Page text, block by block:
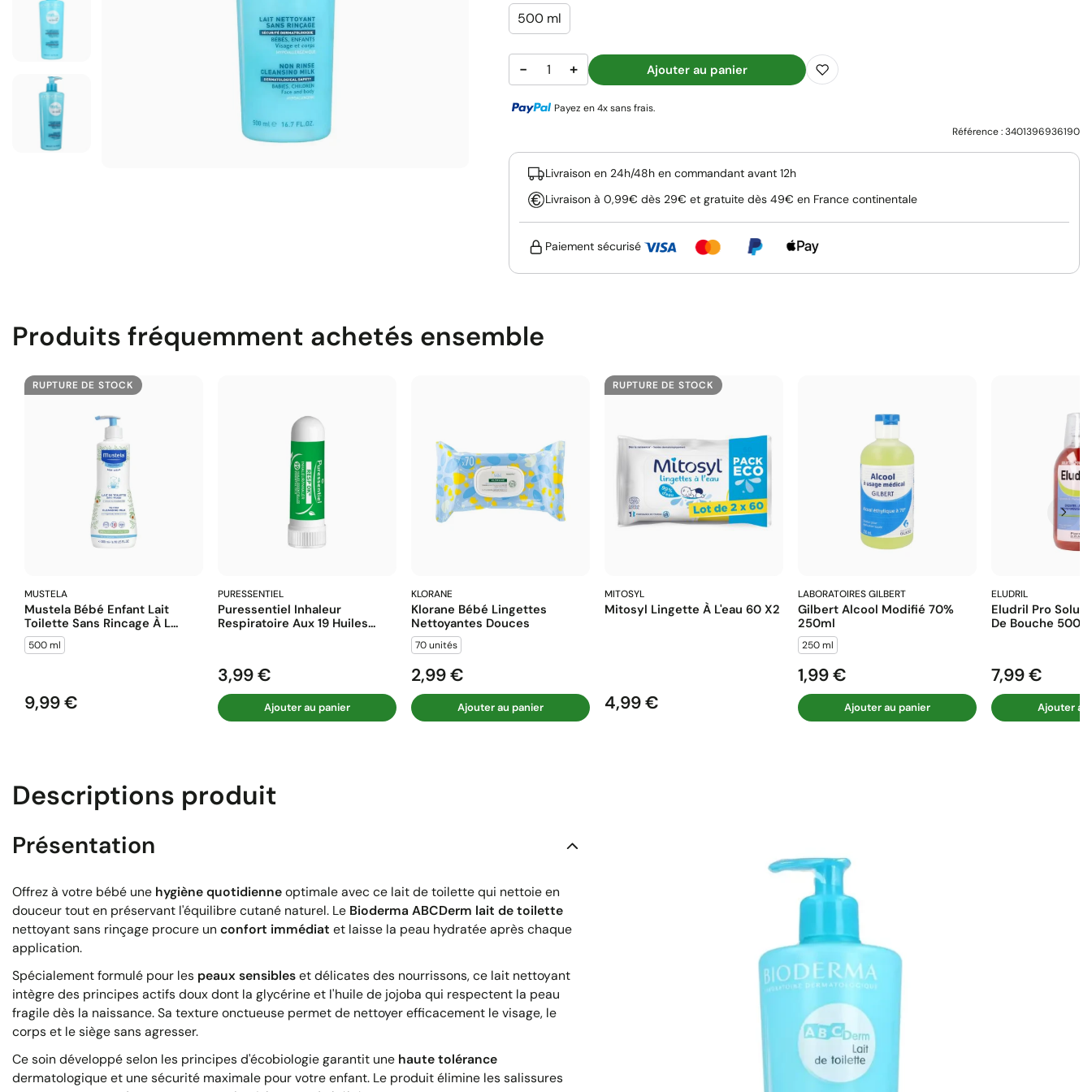
500 ml
− + Ajouter au panier
Payez en 4x sans frais.
Référence :3401396936190
Livraison en 24h/48h en commandant avant 12h
Livraison à 0,99€ dès 29€ et gratuite dès 49€ en France continentale
Paiement sécurisé
Produits fréquemment achetés ensemble
RUPTURE DE STOCK
MUSTELA
Mustela Bébé Enfant Lait
Toilette Sans Rincage À L...
500 ml
Prix
9,99 €
PURESSENTIEL
Puressentiel Inhaleur
Respiratoire Aux 19 Huiles...
Prix
3,99 €
Ajouter au panier
KLORANE
Klorane Bébé Lingettes
Nettoyantes Douces
70 unités
Prix
2,99 €
Ajouter au panier
RUPTURE DE STOCK
MITOSYL
Mitosyl Lingette À L'eau 60 X2
Prix
4,99 €
LABORATOIRES GILBERT
Gilbert Alcool Modifié 70%
250ml
250 ml
Prix
1,99 €
Ajouter au panier
ELUDRIL
Eludril Pro
De Bouche 500
Prix
7,99 €
Ajouter au
Descriptions produit
Présentation
Offrez à votre bébé une hygiène quotidienneoptimale avec ce lait de toilette qui nettoie en
douceur tout en préservant l'équilibre cutané naturel. Le Bioderma ABCDerm lait de toilette
nettoyant sans rinçage procure un confort immédiat et laisse la peau hydratée après chaque
application.
Spécialement formulé pour les peaux sensibleset délicates des nourrissons, ce lait nettoyant
intègre des principes actifs doux dont la glycérine et l'huile de jojoba qui respectent la peau
fragile dès la naissance. Sa texture onctueuse permet de nettoyer efficacement le visage, le
corps et le siège sans agresser.
Ce soin développé selon les principes d'écobiologie garantit une haute tolérance
dermatologique et une sécurité maximale pour votre enfant. Le produit élimine les salissures